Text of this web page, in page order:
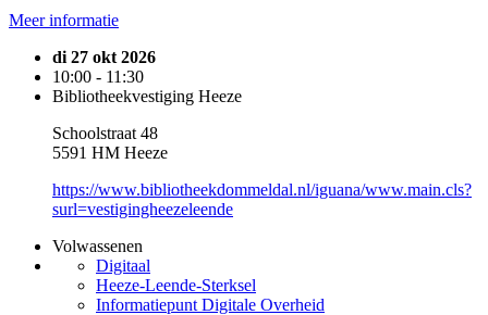
Meer informatie
di 27 okt 2026
10:00 - 11:30
Bibliotheekvestiging Heeze
Schoolstraat 48
5591 HM Heeze
https://www.bibliotheekdommeldal.nl/iguana/www.main.cls?
surl=vestigingheezeleende
Volwassenen
Digitaal
Heeze-Leende-Sterksel
Informatiepunt Digitale Overheid